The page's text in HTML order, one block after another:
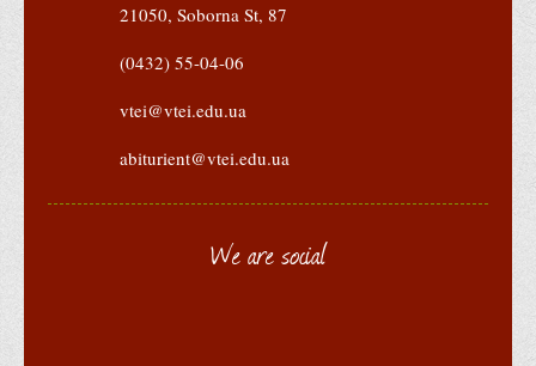
21050, Soborna St, 87
(0432) 55-04-06
vtei@vtei.edu.ua
abiturient@vtei.edu.ua
We are social